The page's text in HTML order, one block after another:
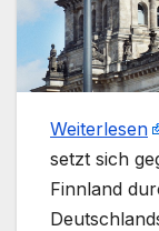
Weiterlesen
setzt sich
Finnland